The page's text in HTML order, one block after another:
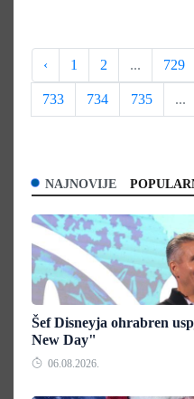
‹ 1 2 ... 729
733 734 735 ...
NAJNOVIJE
Šef Disneyja ohrabren
New Day"
06.08.2026.